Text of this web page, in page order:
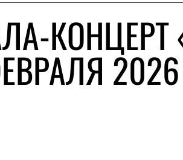
КОНЦЕРТ
2026